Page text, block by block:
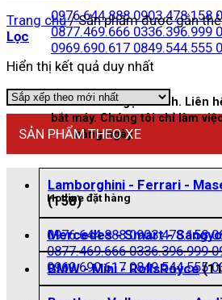
0976.644.888 0903.478.158
0877.469.666 0336.396.999
0969.690.617 0849.544.555
Nhấn vào để gọi nhanh. Liên
bắt máy. Chúng tôi chỉ làm
21hhằng ngày
Hotline đặt hàng
0976.644.888 0903.478.158
0877.469.666 0336.396.999
0969.690.617 0849.544.555
Trang chủ /Sản phẩm được gắn thẻ
Lọc
Hiển thị kết quả duy nhất
SẢN PHẨM THEO XE
Lamborghini - Ferrari -
(158)
Mercedes - Smart -
BMW - Mini - RollsRoyce